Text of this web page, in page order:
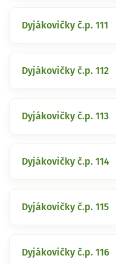
Dyjákovičky č.p. 111
Dyjákovičky č.p. 112
Dyjákovičky č.p. 113
Dyjákovičky č.p. 114
Dyjákovičky č.p. 115
Dyjákovičky č.p. 116